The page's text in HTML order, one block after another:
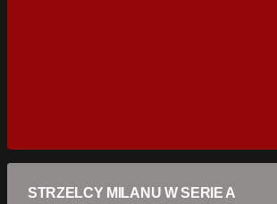
STRZELCY MILANU W SERIE A